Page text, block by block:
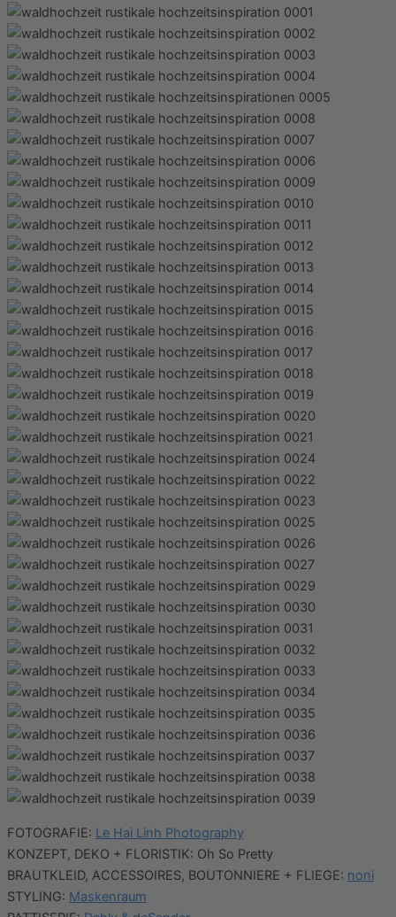
FOTOGRAFIE: Le Hai Linh Photography
KONZEPT, DEKO + FLORISTIK: Oh So Pretty
BRAUTKLEID, ACCESSOIRES, BOUTONNIERE + FLIEGE: noni
STYLING: Maskenraum